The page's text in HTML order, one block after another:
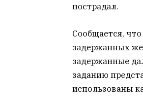
пострадал.
Сообщается,
задержанных
задержанные
заданию
использованы